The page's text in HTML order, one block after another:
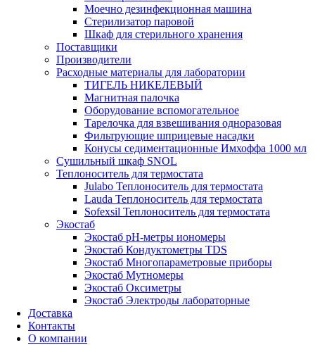
Моечно дезинфекционная машина
Стерилизатор паровой
Шкаф для стерильного хранения
Поставщики
Производители
Расходные материалы для лаборатории
ТИГЕЛЬ НИКЕЛЕВЫЙ
Магнитная палочка
Оборудование вспомогательное
Тарелочка для взвешивания одноразовая
Фильтрующие шприцевые насадки
Конусы седиментационные Имхоффа 1000 мл
Сушильный шкаф SNOL
Теплоноситель для термостата
Julabo Теплоноситель для термостата
Lauda Теплоноситель для термостата
Sofexsil Теплоноситель для термостата
Экостаб
Экостаб pH-метры иономеры
Экостаб Кондуктометры TDS
Экостаб Многопараметровые приборы
Экостаб Мутномеры
Экостаб Оксиметры
Экостаб Электроды лабораторные
Доставка
Контакты
О компании